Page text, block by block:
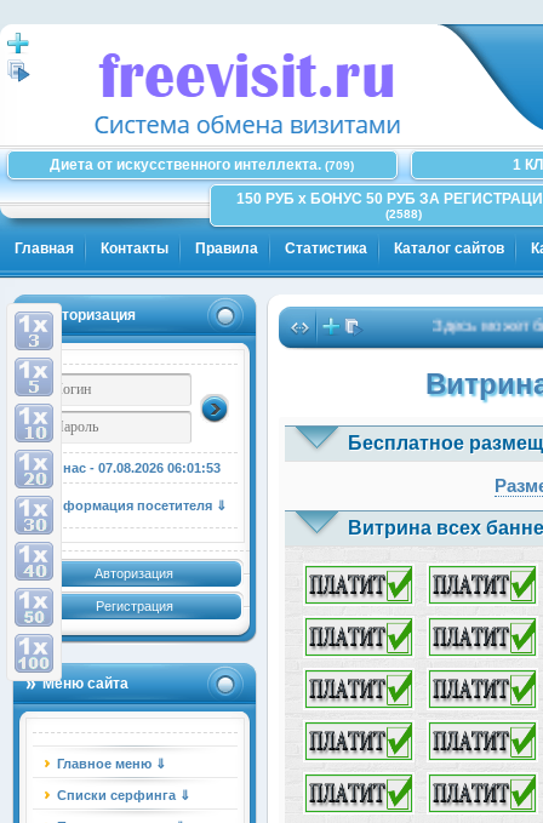
Диета от искусственного интеллекта. (709)
1
150 РУБ x БОНУС 50 РУБ ЗА
(2588)
Главная Контакты Правила Статистика Каталог сайтов
Авторизация
У нас - 07.08.2026 06:01:53
Информация посетителя ⇓
Авторизация
Регистрация
Меню сайта
Главное меню ⇓
Списки серфинга ⇓
Здесь может
Бесплатное
Витрина всех